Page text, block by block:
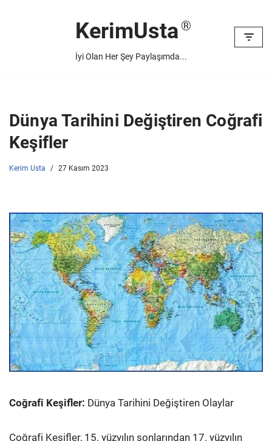
KerimUsta
İyi Olan Her Şey Paylaşımda...
Dünya Tarihini Değiştiren Coğrafi
Keşifler
Kerim Usta 27 Kasım 2023
Coğrafi Keşifler: Dünya Tarihini Değiştiren Olaylar
Coğrafi Keşifler, 15. yüzyılın sonlarından 17. yüzyılın